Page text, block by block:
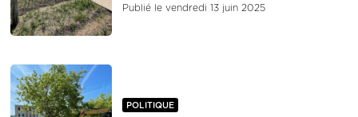
Publié le vendredi 13 juin 2025
POLITIQUE